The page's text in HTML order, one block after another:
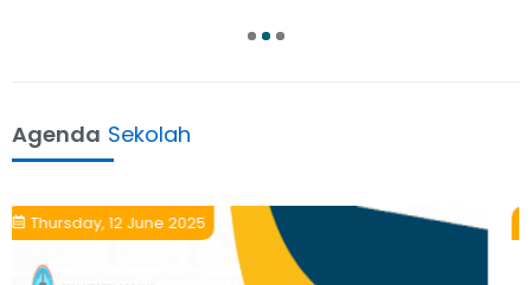
Agenda Sekolah
Thursday, 10 April 2025